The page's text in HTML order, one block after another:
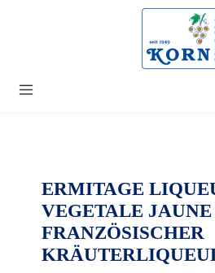
ERMITAGE
VEGETALE
FRANZÖSISCHER